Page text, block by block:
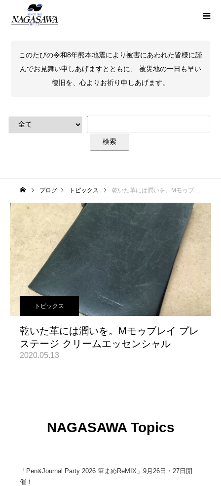
このたびの令和8年熊本地震により被害にあわれた皆様に謹
んでお見舞い申しあげますとともに、 被災地の一日も早い
復旧を、心よりお祈り申しあげます。
ブログ トピックス 乾いた革には潤いを。Mモゥブレイ プレステージ クリームエッセンシャル
トピックス
乾いた革には潤いを。Mモゥブレイ プレ
ステージ クリームエッセンシャル
2020.05.13
NAGASAWA Topics
「Pen&Journal Party 2026 筆まめReMIX」9月26日・27日開
催！